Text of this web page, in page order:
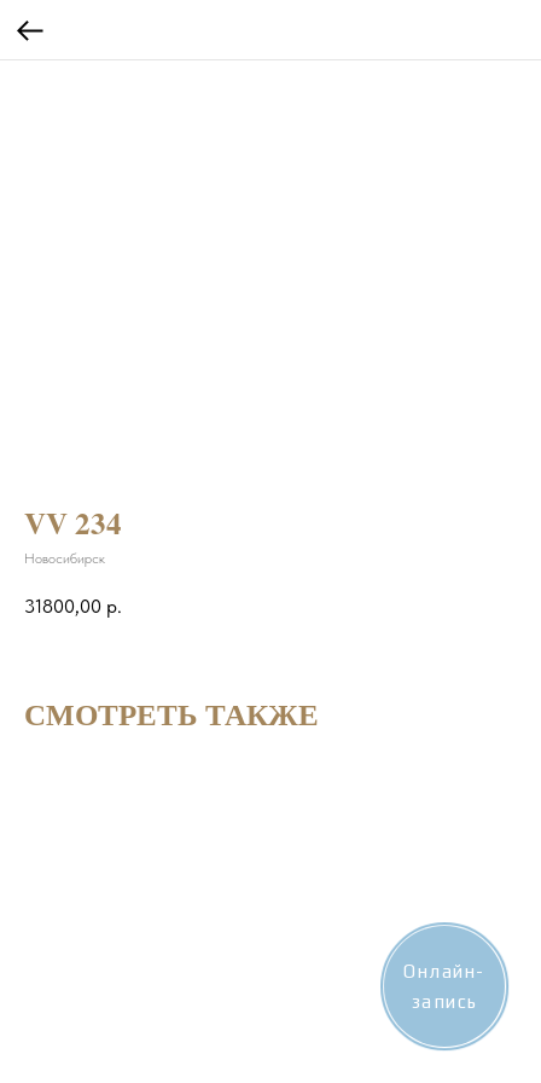
VV 234
Новосибирск
31800,00 р.
СМОТРЕТЬ ТАКЖЕ
Онлайн-
запись